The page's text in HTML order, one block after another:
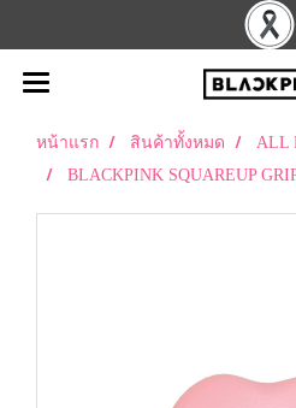
หน้าแรก สินค้าทั้งหมด ALL
BLACKPINK SQUAREUP